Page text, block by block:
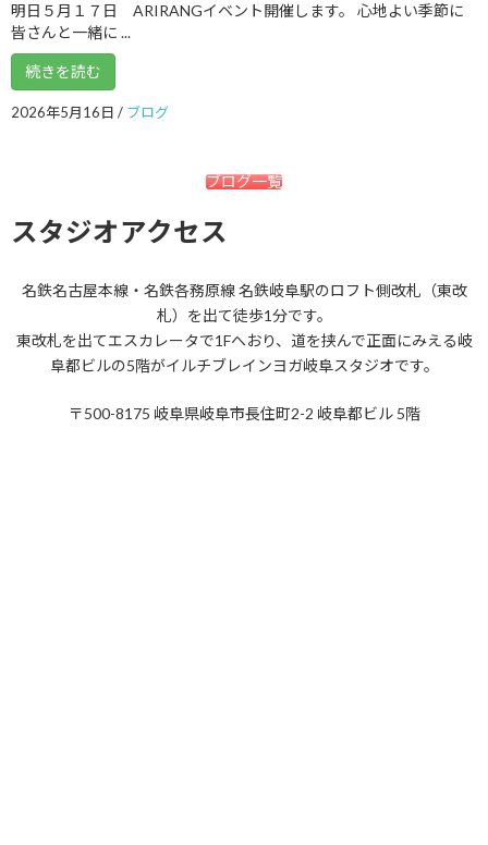
2020年7月
2020年6月
2020年5月
2020年2月
2019年11月
明日５月１７日 ARIRANGイベント開催します。 心地よい季節に
皆さんと一緒に ...
続きを読む
2026年5月16日 / ブログ
ブログ一覧
スタジオアクセス
名鉄名古屋本線・名鉄各務原線 名鉄岐阜駅のロフト側改札（東改
札）を出て徒歩1分です。
東改札を出てエスカレータで1Fへおり、道を挟んで正面にみえる岐
阜都ビルの5階がイルチブレインヨガ岐阜スタジオです。
〒500-8175 岐阜県岐阜市長住町2-2 岐阜都ビル 5階